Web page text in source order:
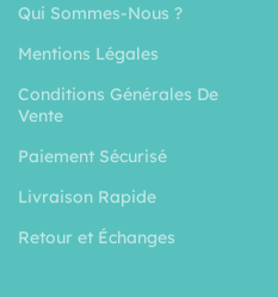
Qui Sommes-Nous ?
Mentions Légales
Conditions Générales De
Vente
Paiement Sécurisé
Livraison Rapide
Retour et Échanges